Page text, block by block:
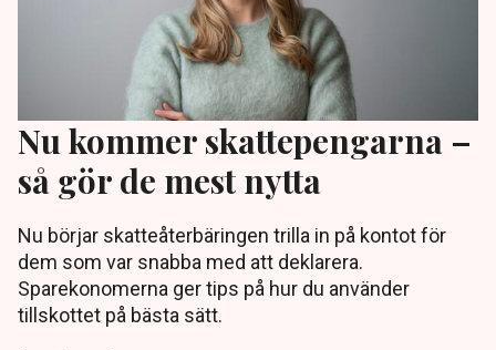
Nu kommer skattepengarna –
så gör de mest nytta
Nu börjar skatteåterbäringen trilla in på kontot för
dem som var snabba med att deklarera.
Sparekonomerna ger tips på hur du använder
tillskottet på bästa sätt.